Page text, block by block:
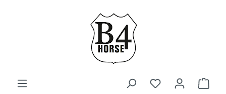
Zum Hauptinhalt springen
Du hast 0